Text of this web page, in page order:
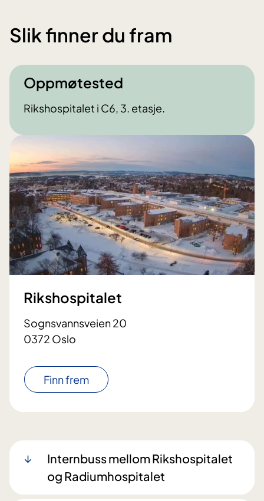
Slik finner du fram
Oppmøtested
Rikshospitalet i C6, 3. etasje.
Rikshospitalet
Sognsvannsveien 20
0372 Oslo
Finn frem
Internbuss mellom Rikshospitalet
og Radiumhospitalet